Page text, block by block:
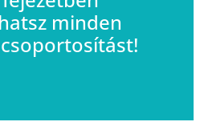
minden